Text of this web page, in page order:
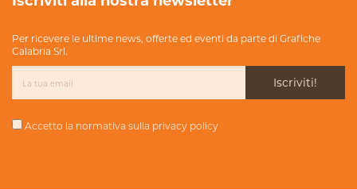
Per ricevere le ultime news, offerte ed eventi da parte di Grafiche
Calabria Srl.
Iscriviti!
Accetto la normativa sulla privacy policy